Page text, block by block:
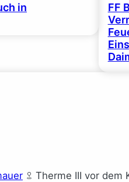
in
FF
Therme III vor dem